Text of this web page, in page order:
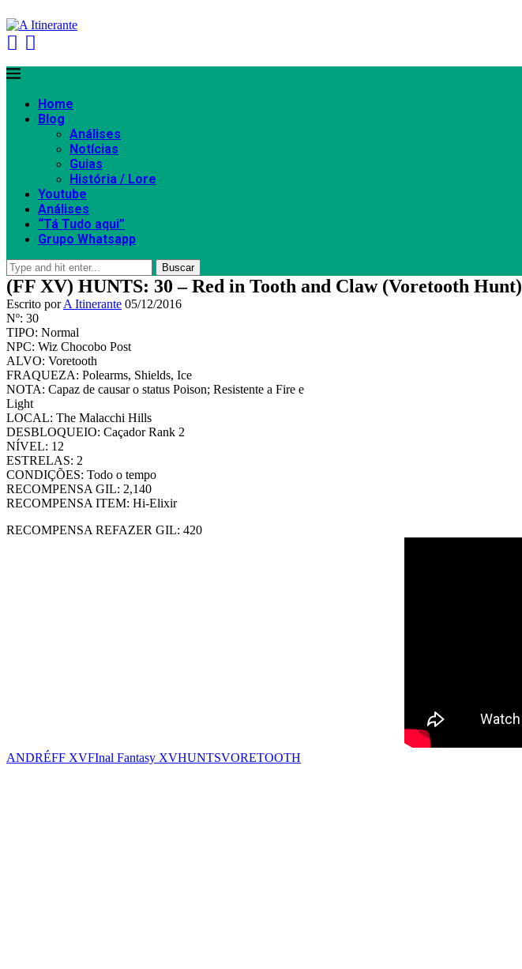
Home
Blog
Análises
Notícias
Guias
História / Lore
Youtube
Análises
“Tá Tudo aqui”
Grupo Whatsapp
Buscar
(FF XV) HUNTS: 30 – Red in Tooth and Claw (Voretooth Hunt)
Escrito porA Itinerante 05/12/2016
Nº: 30
TIPO: Normal
NPC: Wiz Chocobo Post
ALVO: Voretooth
FRAQUEZA: Polearms, Shields, Ice
NOTA: Capaz de causar o status Poison; Resistente a Fire e
Light
LOCAL: The Malacchi Hills
DESBLOQUEIO: Caçador Rank 2
NÍVEL: 12
ESTRELAS: 2
CONDIÇÕES: Todo o tempo
RECOMPENSA GIL: 2,140
RECOMPENSA ITEM: Hi-Elixir
RECOMPENSA REFAZER GIL: 420
ANDRÉFF XVFInal Fantasy XVHUNTSVORETOOTH